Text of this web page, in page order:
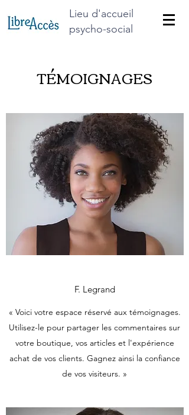
Lieu d'accueil
psycho-social
TÉMOIGNAGES
F. Legrand
« Voici votre espace réservé aux témoignages.
Utilisez-le pour partager les commentaires sur
votre boutique, vos articles et l'expérience
achat de vos clients. Gagnez ainsi la confiance
de vos visiteurs. »